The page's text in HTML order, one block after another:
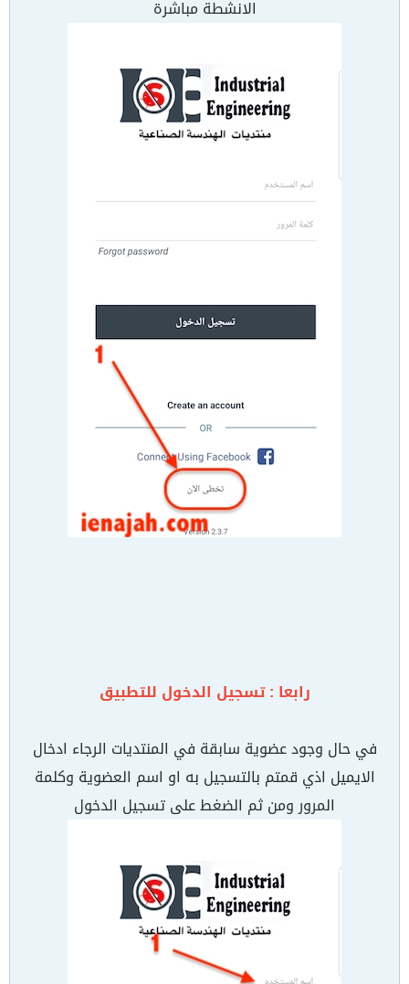
الانشطة مباشرة
رابعا : تسجيل الدخول للتطبيق
في حال وجود عضوية سابقة في المنتديات الرجاء ادخال
الايميل اذي قمتم بالتسجيل به او اسم العضوية وكلمة
المرور ومن ثم الضغط على تسجيل الدخول